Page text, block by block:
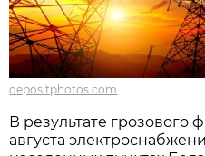
depositphotos.com
В результате грозового
августа